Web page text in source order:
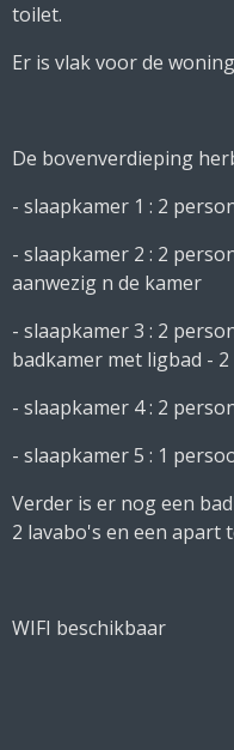
toilet.
Er is vlak voor de
De bovenverdieping
- slaapkamer 1 : 2
- slaapkamer 2 : 2
aanwezig n de kamer
- slaapkamer 3 : 2
badkamer met ligbad -
- slaapkamer 4 : 2
- slaapkamer 5 : 1
Verder is er nog een
2 lavabo's en een apart
WIFI beschikbaar